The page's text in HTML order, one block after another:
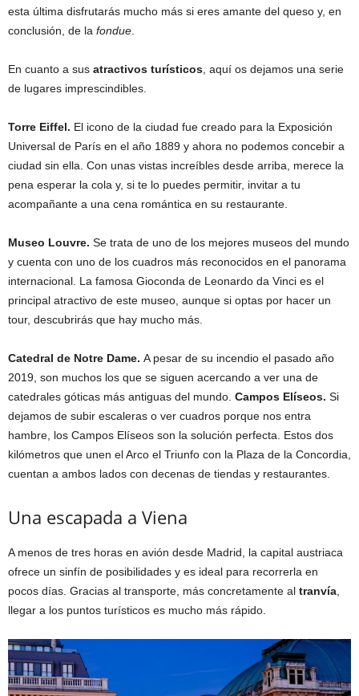
esta última disfrutarás mucho más si eres amante del queso y, en
conclusión, de la fondue
En cuanto a sus atractivos turísticos , aquí os dejamos una serie
de lugares imprescindibles.
Torre Eiffel. El icono de la ciudad fue creado para la Exposición
Universal de París en el año 1889 y ahora no podemos concebir a
ciudad sin ella. Con unas vistas increíbles desde arriba, merece la
pena esperar la cola y, si te lo puedes permitir, invitar a tu
acompañante a una cena romántica en su restaurante.
Museo Louvre. Se trata de uno de los mejores museos del mundo
y cuenta con uno de los cuadros más reconocidos en el panorama
internacional. La famosa Gioconda de Leonardo da Vinci es el
principal atractivo de este museo, aunque si optas por hacer un
tour, descubrirás que hay mucho más.
Catedral de Notre Dame. A pesar de su incendio el pasado año
2019, son muchos los que se siguen acercando a ver una de
catedrales góticas más antiguas del mundo. Campos Elíseos. Si
dejamos de subir escaleras o ver cuadros porque nos entra
hambre, los Campos Elíseos son la solución perfecta. Estos dos
kilómetros que unen el Arco el Triunfo con la Plaza de la Concordia,
cuentan a ambos lados con decenas de tiendas y restaurantes.
Una escapada a Viena
A menos de tres horas en avión desde Madrid, la capital austriaca
ofrece un sinfín de posibilidades y es ideal para recorrerla en
pocos días. Gracias al transporte, más concretamente al tranvía
llegar a los puntos turísticos es mucho más rápido.